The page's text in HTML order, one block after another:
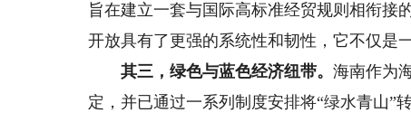
旨在建立一套与国际高标准经贸规则相衔接
开放具有了更强的系统性和韧性，它不仅是
其三，绿色与蓝色经济纽带。海南作为
定，并已通过一系列制度安排将“绿水青山”